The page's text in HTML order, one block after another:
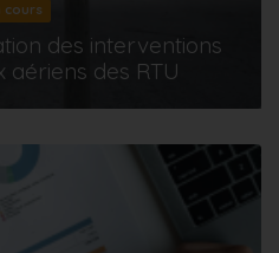
cours
des interventions
aériens des RTU